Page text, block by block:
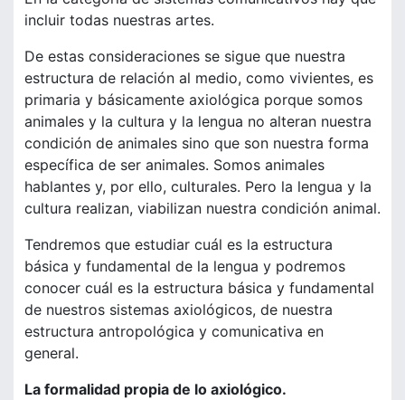
incluir todas nuestras artes.
De estas consideraciones se sigue que nuestra
estructura de relación al medio, como vivientes, es
primaria y básicamente axiológica porque somos
animales y la cultura y la lengua no alteran nuestra
condición de animales sino que son nuestra forma
específica de ser animales. Somos animales
hablantes y, por ello, culturales. Pero la lengua y la
cultura realizan, viabilizan nuestra condición animal.
Tendremos que estudiar cuál es la estructura
básica y fundamental de la lengua y podremos
conocer cuál es la estructura básica y fundamental
de nuestros sistemas axiológicos, de nuestra
estructura antropológica y comunicativa en
general.
La formalidad propia de lo axiológico.